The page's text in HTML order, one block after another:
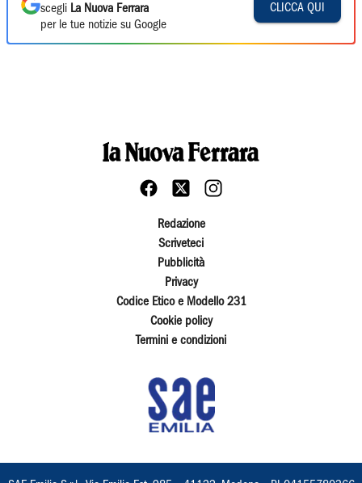
scegli La Nuova Ferrara
per le tue notizie su Google
CLICCA QUI
Redazione
Scriveteci
Pubblicità
Privacy
Codice Etico e Modello 231
Cookie policy
Termini e condizioni